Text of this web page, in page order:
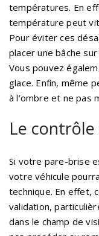
températures. En
température peut
Pour éviter ces
placer une bâche
Vous pouvez
glace. Enfin, même
à l’ombre et ne pas
Le
Si votre pare-brise
votre véhicule
technique. En effet,
validation,
dans le champ de